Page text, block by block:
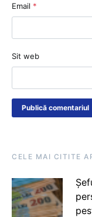
Email *
Sit web
CELE MAI CITITE